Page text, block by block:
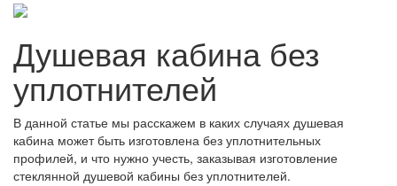
Душевая кабина без
уплотнителей
В данной статье мы расскажем в каких случаях душевая
кабина может быть изготовлена без уплотнительных
профилей, и что нужно учесть, заказывая изготовление
стеклянной душевой кабины без уплотнителей.